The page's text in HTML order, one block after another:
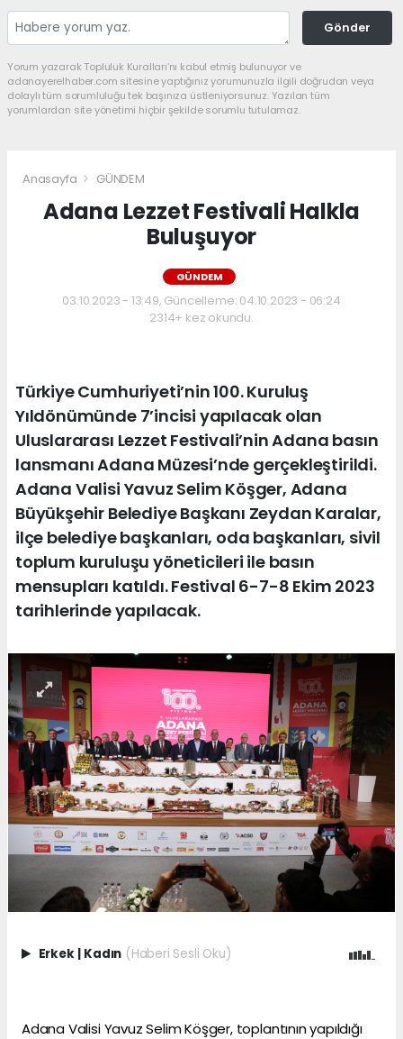
Gönder
Yorum yazarak Topluluk Kuralları’nı kabul etmiş bulunuyor ve
adanayerelhaber.com sitesine yaptığınız yorumunuzla ilgili doğrudan veya
dolaylı tüm sorumluluğu tek başınıza üstleniyorsunuz. Yazılan tüm
yorumlardan site yönetimi hiçbir şekilde sorumlu tutulamaz.
Anasayfa GÜNDEM
Adana Lezzet Festivali Halkla
Buluşuyor
GÜNDEM
03.10.2023 - 13:49, Güncelleme: 04.10.2023 - 06:24
2314+ kez okundu.
Türkiye Cumhuriyeti’nin 100. Kuruluş
Yıldönümünde 7’incisi yapılacak olan
Uluslararası Lezzet Festivali’nin Adana basın
lansmanı Adana Müzesi’nde gerçekleştirildi.
Adana Valisi Yavuz Selim Köşger, Adana
Büyükşehir Belediye Başkanı Zeydan Karalar,
ilçe belediye başkanları, oda başkanları, sivil
toplum kuruluşu yöneticileri ile basın
mensupları katıldı. Festival 6-7-8 Ekim 2023
tarihlerinde yapılacak.
Erkek | Kadın (Haberi Sesli Oku)
Adana Valisi Yavuz Selim Köşger, toplantının yapıldığı